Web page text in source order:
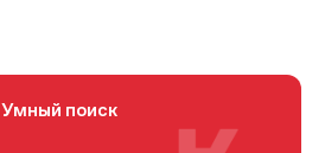
Умный поиск